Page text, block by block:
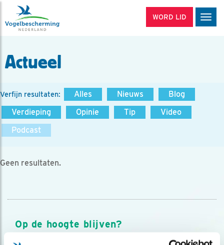
WORD LID
Actueel
Verfijn resultaten: Alles Nieuws
Blog
Verdieping
Opinie Tip
Video
Podcast
Geen resultaten.
Op de hoogte blijven?
Meld je aan en ontvang nieuws, inspiratie, acties en tips